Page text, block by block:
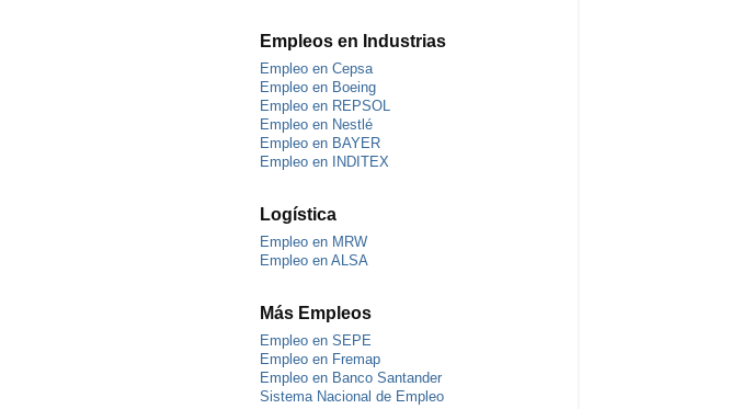
Empleos en Industrias
Empleo en Cepsa
Empleo en Boeing
Empleo en REPSOL
Empleo en Nestlé
Empleo en BAYER
Empleo en INDITEX
Logística
Empleo en MRW
Empleo en ALSA
Más Empleos
Empleo en SEPE
Empleo en Fremap
Empleo en Banco Santander
Sistema Nacional de Empleo